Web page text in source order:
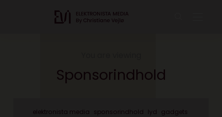
Sponsorindhold
elektronista media sponsorindhold lyd gadgets